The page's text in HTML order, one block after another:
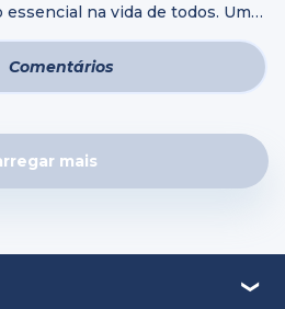
na vida de todos. Uma
até para a saúde.
tempo ...
Comentários
mais